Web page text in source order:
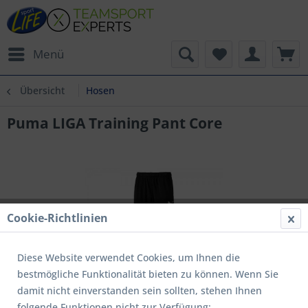
Menü
Übersicht Hosen
Puma LIGA Training Pant Core
Cookie-Richtlinien
Diese Website verwendet Cookies, um Ihnen die
bestmögliche Funktionalität bieten zu können. Wenn Sie
damit nicht einverstanden sein sollten, stehen Ihnen